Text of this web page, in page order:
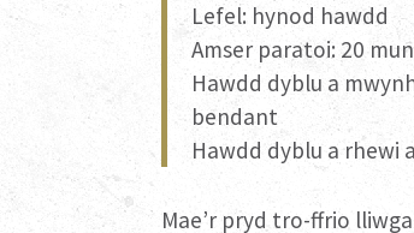
Lefel: hynod hawdd
Amser paratoi: 20
Hawdd dyblu a
bendant
Hawdd dyblu a rhewi
Mae’r pryd tro-ffrio